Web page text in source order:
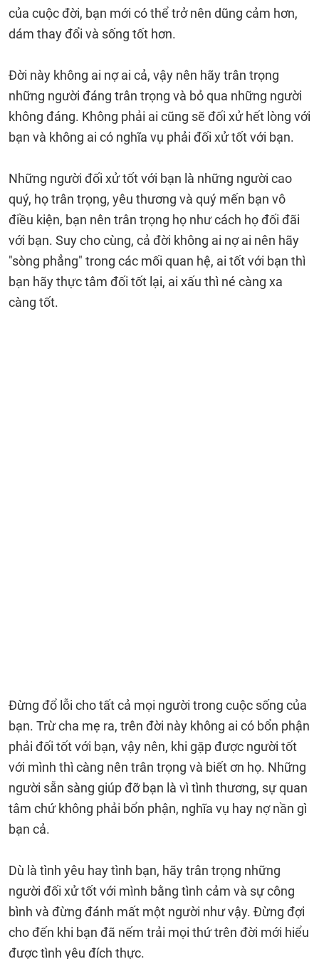
của cuộc đời, bạn mới có thể trở nên dũng cảm hơn,
dám thay đổi và sống tốt hơn.
Đời này không ai nợ ai cả, vậy nên hãy trân trọng
những người đáng trân trọng và bỏ qua những người
không đáng. Không phải ai cũng sẽ đối xử hết lòng với
bạn và không ai có nghĩa vụ phải đối xử tốt với bạn.
Những người đối xử tốt với bạn là những người cao
quý, họ trân trọng, yêu thương và quý mến bạn vô
điều kiện, bạn nên trân trọng họ như cách họ đối đãi
với bạn. Suy cho cùng, cả đời không ai nợ ai nên hãy
"sòng phẳng" trong các mối quan hệ, ai tốt với bạn thì
bạn hãy thực tâm đối tốt lại, ai xấu thì né càng xa
càng tốt.
Đừng đổ lỗi cho tất cả mọi người trong cuộc sống của
bạn. Trừ cha mẹ ra, trên đời này không ai có bổn phận
phải đối tốt với bạn, vậy nên, khi gặp được người tốt
với mình thì càng nên trân trọng và biết ơn họ. Những
người sẵn sàng giúp đỡ bạn là vì tình thương, sự quan
tâm chứ không phải bổn phận, nghĩa vụ hay nợ nần gì
bạn cả.
Dù là tình yêu hay tình bạn, hãy trân trọng những
người đối xử tốt với mình bằng tình cảm và sự công
bình và đừng đánh mất một người như vậy. Đừng đợi
cho đến khi bạn đã nếm trải mọi thứ trên đời mới hiểu
được tình yêu đích thực.